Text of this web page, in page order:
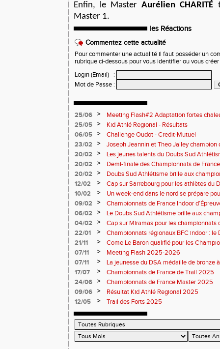
Enfin, le MasterAurélien CHARITÉ
Master 1.
les Réactions
Commentez cette actualité
Pour commenter une actualité il faut posséder un
rubrique ci-dessous pour vous identifier ou vous
Login (Email)
:
Mot de Passe :
25/06 >
Meeting Flash#2 Adaptation fortes
25/05
>
Kid Athlé Regional - Résultats
06/05
>
Challenge Oudot - Credit-Mutuel
23/02
>
Joseph Jeannin et Theo Jalley champion
DSA en grande forme pour le Jour-J
20/02 >
Les jeunes talents du Doubs Sud
championnats de France
20/02 >
Demi-finale des Championnats de
Sud Athlétisme à Sarrebourg
20/02 >
Doubs Sud Athlétisme brille aux
Nationaux et masters en salle
12/02 >
Cap sur Sarrebourg pour les athlètes du
10/02
>
Un week-end dans le nord se prépare
09/02
>
Championnats de France Indoor
Marche
06/02 >
Le Doubs Sud Athlétisme brille aux
cross à Vesoul
04/02 >
Cap sur Miramas pour les championnats
Athlétisme bien représenté
22/01 >
Championnats régionaux BFC indoor : le
brille sur tous les fronts
21/11 >
Come Le Baron qualifié pour les
07/11
>
Meeting Flash 2025-2026
07/11
>
La jeunesse du DSA médaille de bronze
17/07
>
Championnats de France de Trail 2025
24/06
>
Championnats de France Master 2025
09/06
>
Résultat Kid Athlé Regional 2025
12/05
> Trail des Forts 2025